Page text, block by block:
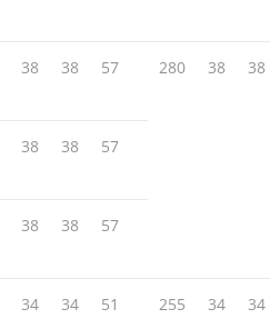
38 38 57 280 38 38
38 38 57
38 38 57
34 34 51 255 34 34